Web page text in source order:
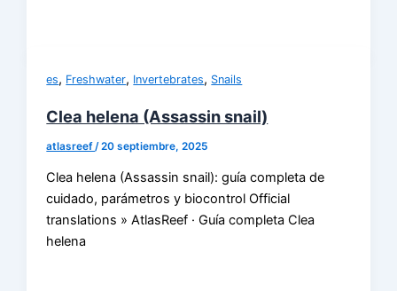
es, Freshwater, Invertebrates, Snails
Clea helena (Assassin snail)
atlasreef /20 septiembre, 2025
Clea helena (Assassin snail): guía completa de
cuidado, parámetros y biocontrol Official
translations » AtlasReef · Guía completa Clea
helena